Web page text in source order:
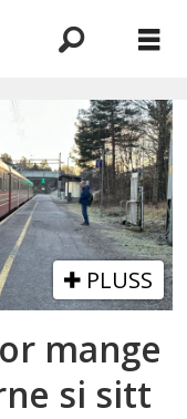
PLUSS
mange
si sitt